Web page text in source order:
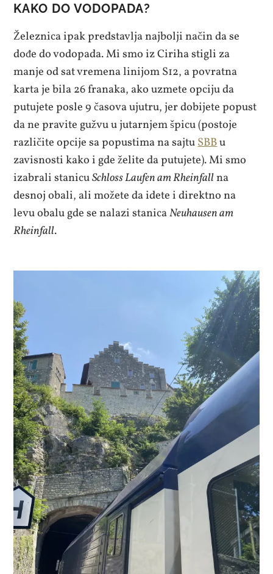
KAKO DO VODOPADA?
Železnica ipak predstavlja najbolji način da se
dođe do vodopada. Mi smo iz Ciriha stigli za
manje od sat vremena linijom S12, a povratna
karta je bila 26 franaka, ako uzmete opciju da
putujete posle 9 časova ujutru, jer dobijete popust
da ne pravite gužvu u jutarnjem špicu (postoje
različite opcije sa popustima na sajtuSBBu
zavisnosti kako i gde želite da putujete). Mi smo
izabrali stanicuSchloss Laufen am Rheinfallna
desnoj obali, ali možete da idete i direktno na
levu obalu gde se nalazi stanicaNeuhausen am
Rheinfall.